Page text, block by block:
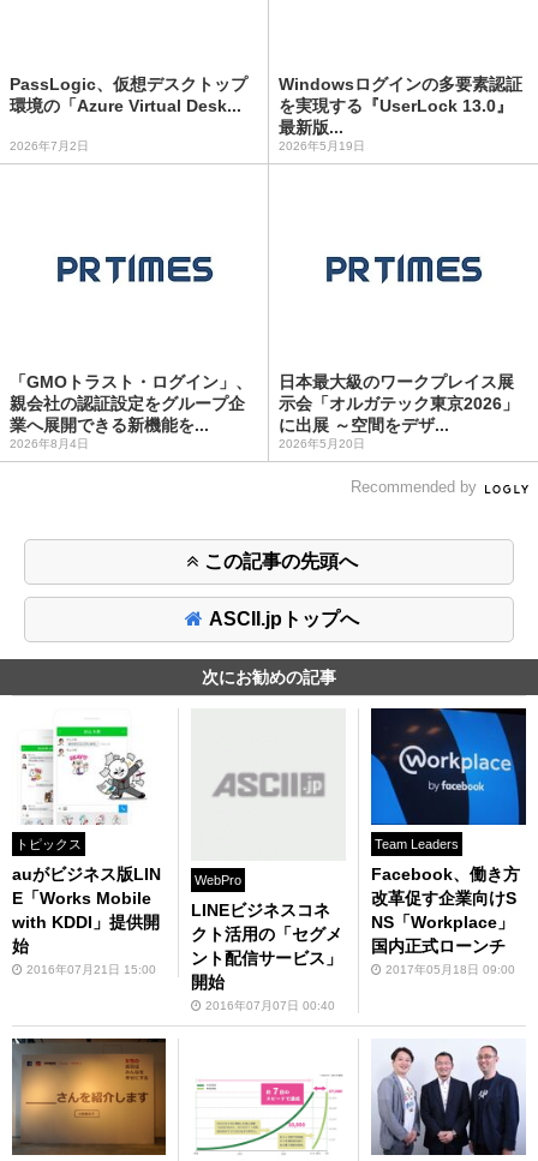
PassLogic、仮想デスクトップ
環境の「Azure Virtual Desk...
2026年7月2日
Windowsログインの多要素認証
を実現する『UserLock 13.0』
最新版...
2026年5月19日
「GMOトラスト・ログイン」、
親会社の認証設定をグループ企
業へ展開できる新機能を...
2026年8月4日
日本最大級のワークプレイス展
示会「オルガテック東京2026」
に出展 ～空間をデザ...
2026年5月20日
Recommended by
この記事の先頭へ
ASCII.jpトップへ
次にお勧めの記事
トピックス
auがビジネス版LIN
E「Works Mobile
with KDDI」提供開
始
2016年07月21日 15:00
WebPro
LINEビジネスコネ
クト活用の「セグメ
ント配信サービス」
開始
2016年07月07日 00:40
Team Leaders
Facebook、働き方
改革促す企業向けS
NS「Workplace」
国内正式ローンチ
2017年05月18日 09:00